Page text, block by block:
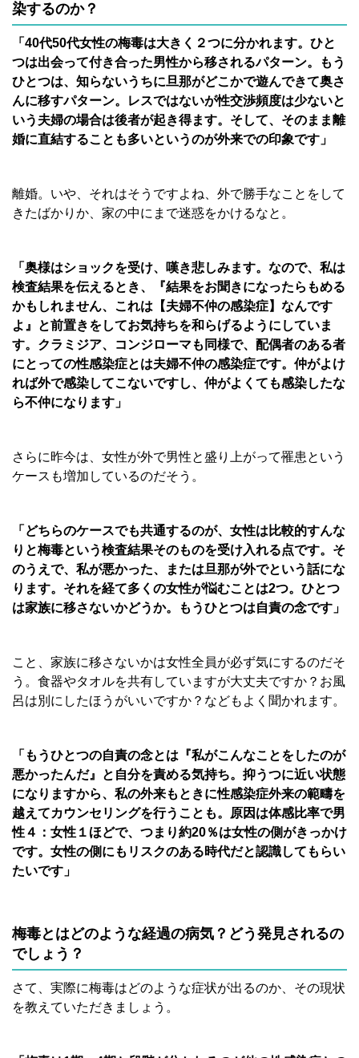
染するのか？
「40代50代女性の梅毒は大きく２つに分かれます。ひと
つは出会って付き合った男性から移されるパターン。もう
ひとつは、知らないうちに旦那がどこかで遊んできて奥さ
んに移すパターン。レスではないが性交渉頻度は少ないと
いう夫婦の場合は後者が起き得ます。そして、そのまま離
婚に直結することも多いというのが外来での印象です」
離婚。いや、それはそうですよね、外で勝手なことをして
きたばかりか、家の中にまで迷惑をかけるなと。
「奥様はショックを受け、嘆き悲しみます。なので、私は
検査結果を伝えるとき、『結果をお聞きになったらもめる
かもしれません、これは【夫婦不仲の感染症】なんです
よ』と前置きをしてお気持ちを和らげるようにしていま
す。クラミジア、コンジローマも同様で、配偶者のある者
にとっての性感染症とは夫婦不仲の感染症です。仲がよけ
れば外で感染してこないですし、仲がよくても感染したな
ら不仲になります」
さらに昨今は、女性が外で男性と盛り上がって罹患という
ケースも増加しているのだそう。
「どちらのケースでも共通するのが、女性は比較的すんな
りと梅毒という検査結果そのものを受け入れる点です。そ
のうえで、私が悪かった、または旦那が外でという話にな
ります。それを経て多くの女性が悩むことは2つ。ひとつ
は家族に移さないかどうか。もうひとつは自責の念です」
こと、家族に移さないかは女性全員が必ず気にするのだそ
う。食器やタオルを共有していますが大丈夫ですか？お風
呂は別にしたほうがいいですか？などもよく聞かれます。
「もうひとつの自責の念とは『私がこんなことをしたのが
悪かったんだ』と自分を責める気持ち。抑うつに近い状態
になりますから、私の外来もときに性感染症外来の範疇を
越えてカウンセリングを行うことも。原因は体感比率で男
性４：女性１ほどで、つまり約20％は女性の側がきっかけ
です。 女性の側にもリスクのある時代だと認識してもらい
たいです」
梅毒とはどのような経過の病気？どう発見されるの
でしょう？
さて、実際に梅毒はどのような症状が出るのか、その現状
を教えていただきましょう。